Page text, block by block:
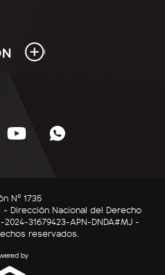
Nº 1735
- Dirección Nacional del Derecho
31679423-APN-DNDA#MJ -
reservados.